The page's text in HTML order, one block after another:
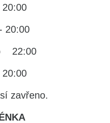
20:00
zavřeno.